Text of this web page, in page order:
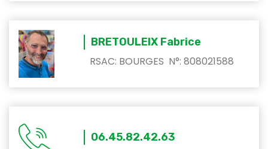
BRETOULEIX Fabrice
RSAC: BOURGES N°: 808021588
06.45.82.42.63